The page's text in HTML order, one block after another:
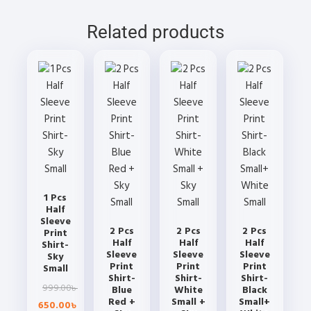
the
product
page
be
chosen
the
product
page
be
chosen
the
product
page
product
page
Related products
1 Pcs
Half
Sleeve
Print
Shirt-
Sky
Small
999.00৳Original
650.00৳
Current
2 Pcs
Half
Sleeve
Print
Shirt-
Blue
Red +
2 Pcs
Half
Sleeve
Print
Shirt-
White
Small +
2 Pcs
Half
Sleeve
Print
Shirt-
Black
Small+